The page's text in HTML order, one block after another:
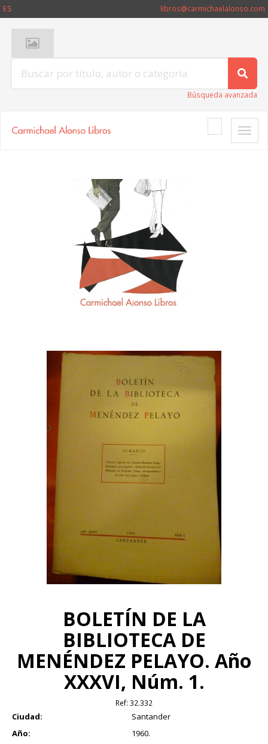
ES libros@carmichaelalonso.com
Búsqueda avanzada
Toggle
BOLETÍN DE LA
BIBLIOTECA DE
MENÉNDEZ PELAYO. Año
XXXVI, Núm. 1.
Ref: 32.332
Ciudad:
Santander
Año:
1960.